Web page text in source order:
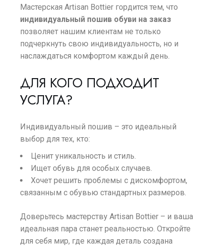
Мастерская Artisan Bottier гордится тем, что
индивидуальный пошив обуви на заказ
позволяет нашим клиентам не только
подчеркнуть свою индивидуальность, но и
наслаждаться комфортом каждый день.
ДЛЯ КОГО ПОДХОДИТ
УСЛУГА?
Индивидуальный пошив – это идеальный
выбор для тех, кто:
Ценит уникальность и стиль.
Ищет обувь для особых случаев.
Хочет решить проблемы с дискомфортом,
связанным с обувью стандартных размеров.
Доверьтесь мастерству Artisan Bottier – и ваша
идеальная пара станет реальностью. Откройте
для себя мир, где каждая деталь создана